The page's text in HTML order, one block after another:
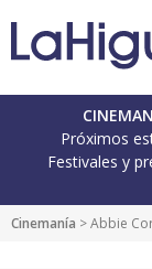
Próximos
Festivales y
Cinemanía > Abbie